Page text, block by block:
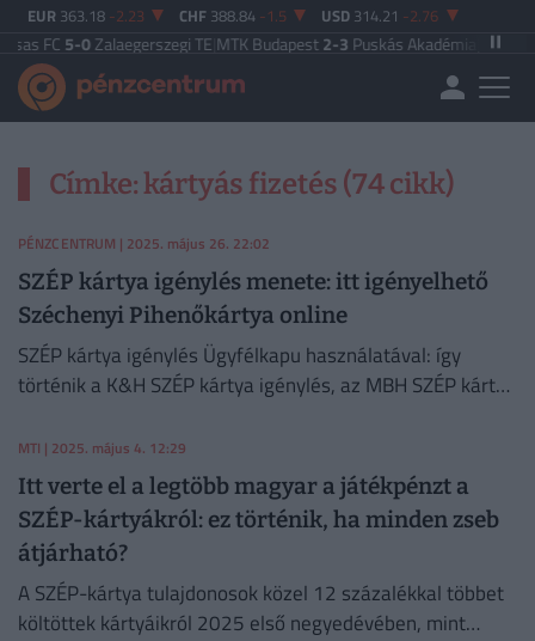
EUR 363.18 -2.23 CHF 388.84 -1.5 USD 314.21 -2.76
FC 5-0Zalaegerszegi TE|MTK Budapest2-3Puskás Akadémia|
Címke: kártyás fizetés (74 cikk)
PÉNZCENTRUM | 2025. május 26. 22:02
SZÉP kártya igénylés menete: itt igényelhető
Széchenyi Pihenőkártya online
SZÉP kártya igénylés Ügyfélkapu használatával: így
történik a K&H SZÉP kártya igénylés, az MBH SZÉP kártya
segítségével.
MTI | 2025. május 4. 12:29
Itt verte el a legtöbb magyar a játékpénzt a
SZÉP-kártyákról: ez történik, ha minden zseb
átjárható?
A SZÉP-kártya tulajdonosok közel 12 százalékkal többet
költöttek kártyáikról 2025 első negyedévében, mint